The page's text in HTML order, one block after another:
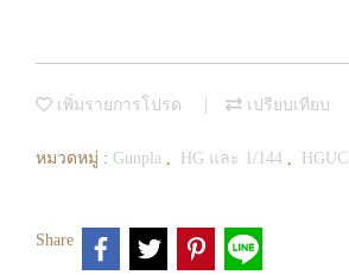
เพิ่มรายการโปรด เปรียบเทียบ
หมวดหมู่ : Gunpla , HG และ 1/144 , HGUC
Share